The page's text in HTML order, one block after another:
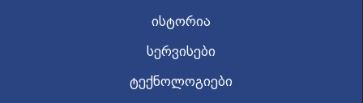
ისტორია
სერვისები
ტექნოლოგიები